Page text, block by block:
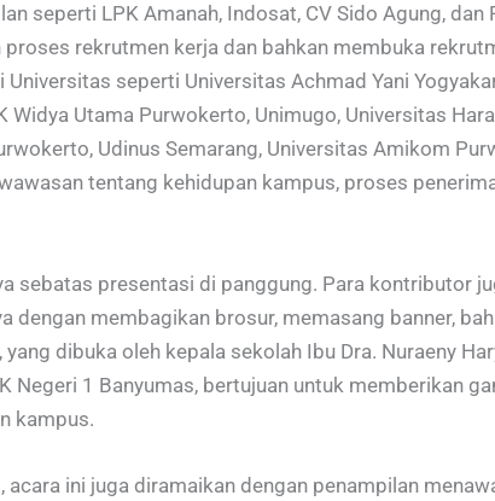
seperti LPK Amanah, Indosat, CV Sido Agung, dan
rekrutmen kerja dan bahkan membuka
Universitas seperti Universitas Achmad Yani
Widya Utama Purwokerto, Unimugo, Universitas
Udinus Semarang, Universitas Amikom
tentang kehidupan kampus, proses
sebatas presentasi di panggung. Para kontributor
dengan membagikan brosur, memasang banner,
dibuka oleh kepala sekolah Ibu Dra. Nuraeny
Negeri 1 Banyumas, bertujuan untuk memberikan
kampus.
acara ini juga diramaikan dengan penampilan